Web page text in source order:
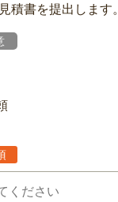
積書を提出します。